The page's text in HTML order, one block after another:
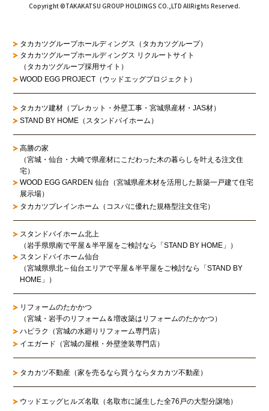
Copyright ©TAKAKATSU GROUP HOLDINGS CO.,LTD AllRights Reserved.
タカカツグループホールディングス（タカカツグループ）
タカカツグループホールディングス リクルートサイト
（タカカツグループ採用サイト）
WOOD EGG PROJECT（ウッドエッグプロジェクト）
タカカツ建材（プレカット・外壁工事・宮城県産材・JAS材）
STAND BY HOME（スタンドバイホーム）
高勝の家
（宮城・仙台・大崎で県産材にこだわった木の暮らしを叶える注文住
宅）
WOOD EGG GARDEN 仙台（宮城県産木材を活用した新築一戸建て住宅
展示場）
タカカツプレインホーム（コスパに優れた規格型注文住宅）
スタンドバイホーム北上
（岩手県県南で平屋＆半平屋をご検討なら「STAND BY HOME」）
スタンドバイホーム仙台
（宮城県県北～仙台エリアで平屋＆半平屋をご検討なら「STAND BY
HOME」）
リフォームのたかかつ
（宮城・岩手のリフォーム＆増改築はリフォームのたかかつ）
ハピラク（宮城の水廻りリフォーム専門店）
イエガード（宮城の屋根・外壁塗装専門店）
タカカツ不動産（家を売るなら買うならタカカツ不動産）
ウッドエッグヒルズ名取（名取市に誕生した全76戸の大型分譲地）